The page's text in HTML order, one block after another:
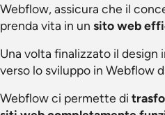
Webflow, assicura che il
prenda vita in un sito web
Una volta finalizzato il design
verso lo sviluppo in Webflow
Webflow ci permette di